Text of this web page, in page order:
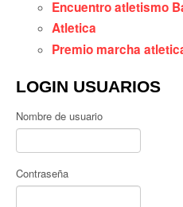
Encuentro atletismo
Atletica
Premio marcha
LOGIN USUARIOS
Nombre de usuario
Contraseña